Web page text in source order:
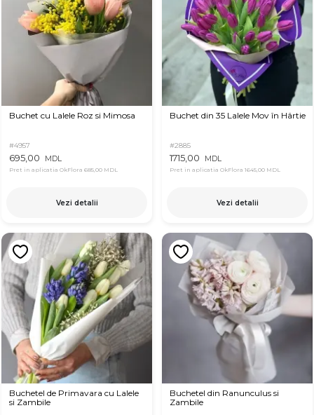
Buchet cu Lalele Roz si Mimosa
#4957
695,00 MDL
Pret in aplicatia OkFlora 685,00 MDL
Vezi detalii
Buchet din 35 Lalele Mov în Hârtie
#2885
1715,00 MDL
Pret in aplicatia OkFlora 1645,00 MDL
Vezi detalii
Buchetel de Primavara cu Lalele
si Zambile
Buchetel din Ranunculus si
Zambile